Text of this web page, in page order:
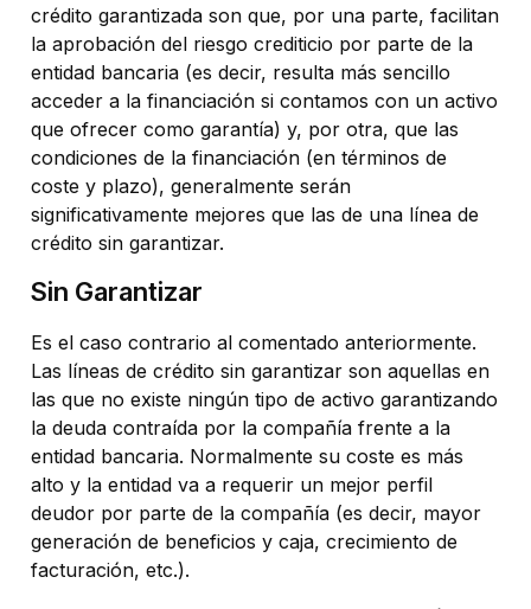
crédito garantizada son que, por una parte, facilitan
la aprobación del riesgo crediticio por parte de la
entidad bancaria (es decir, resulta más sencillo
acceder a la financiación si contamos con un activo
que ofrecer como garantía) y, por otra, que las
condiciones de la financiación (en términos de
coste y plazo), generalmente serán
significativamente mejores que las de una línea de
crédito sin garantizar.
Sin Garantizar
Es el caso contrario al comentado anteriormente.
Las líneas de crédito sin garantizar son aquellas en
las que no existe ningún tipo de activo garantizando
la deuda contraída por la compañía frente a la
entidad bancaria. Normalmente su coste es más
alto y la entidad va a requerir un mejor perfil
deudor por parte de la compañía (es decir, mayor
generación de beneficios y caja, crecimiento de
facturación, etc.).